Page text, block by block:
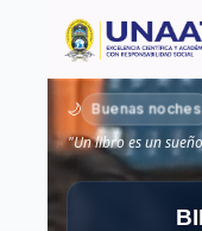
Biblioteca
Unaat
🌙 Buenas noches
"Un libro es un